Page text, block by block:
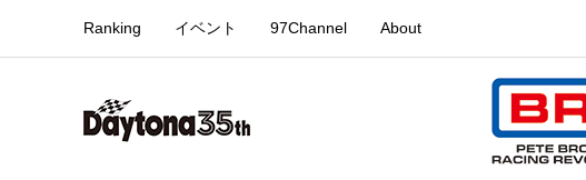
Ranking イベント 97Channel About